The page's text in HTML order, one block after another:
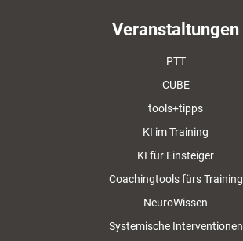
Veranstaltungen
PTT
CUBE
tools+tipps
KI im Training
KI für Einsteiger
Coachingtools fürs Training
NeuroWissen
Systemische Interventionen